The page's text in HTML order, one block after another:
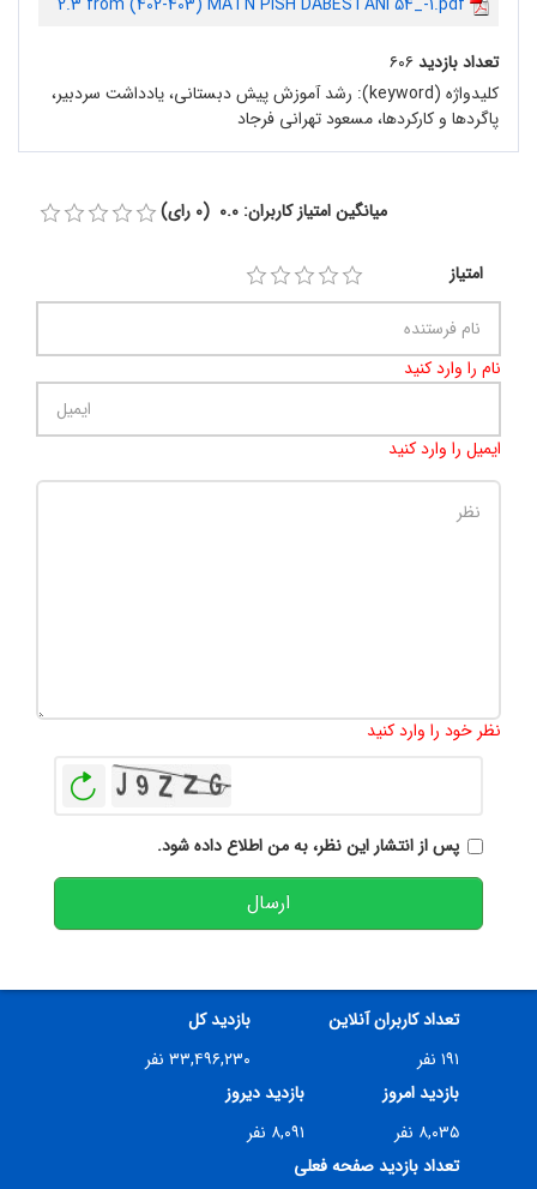
تعداد بازدید۶۰۶
کلیدواژه (keyword):
رشد آموزش پیش دبستانی، یادداشت سردبیر،
پاگردها و کارکردها، مسعود تهرانی فرجاد
میانگین امتیاز کاربران: 0.0 (0 رای)
امتیاز
نام را وارد کنید
ایمیل را وارد کنید
نظر خود را وارد کنید
پس از انتشار این نظر، به من اطلاع داده شود.
ارسال
تعداد کاربران آنلاین
۱۹۱ نفر
بازدید کل
۳۳,۴۹۶,۲۳۰ نفر
بازدید امروز
۸,۰۳۵ نفر
بازدید دیروز
۸,۰۹۱ نفر
تعداد بازدید صفحه فعلی